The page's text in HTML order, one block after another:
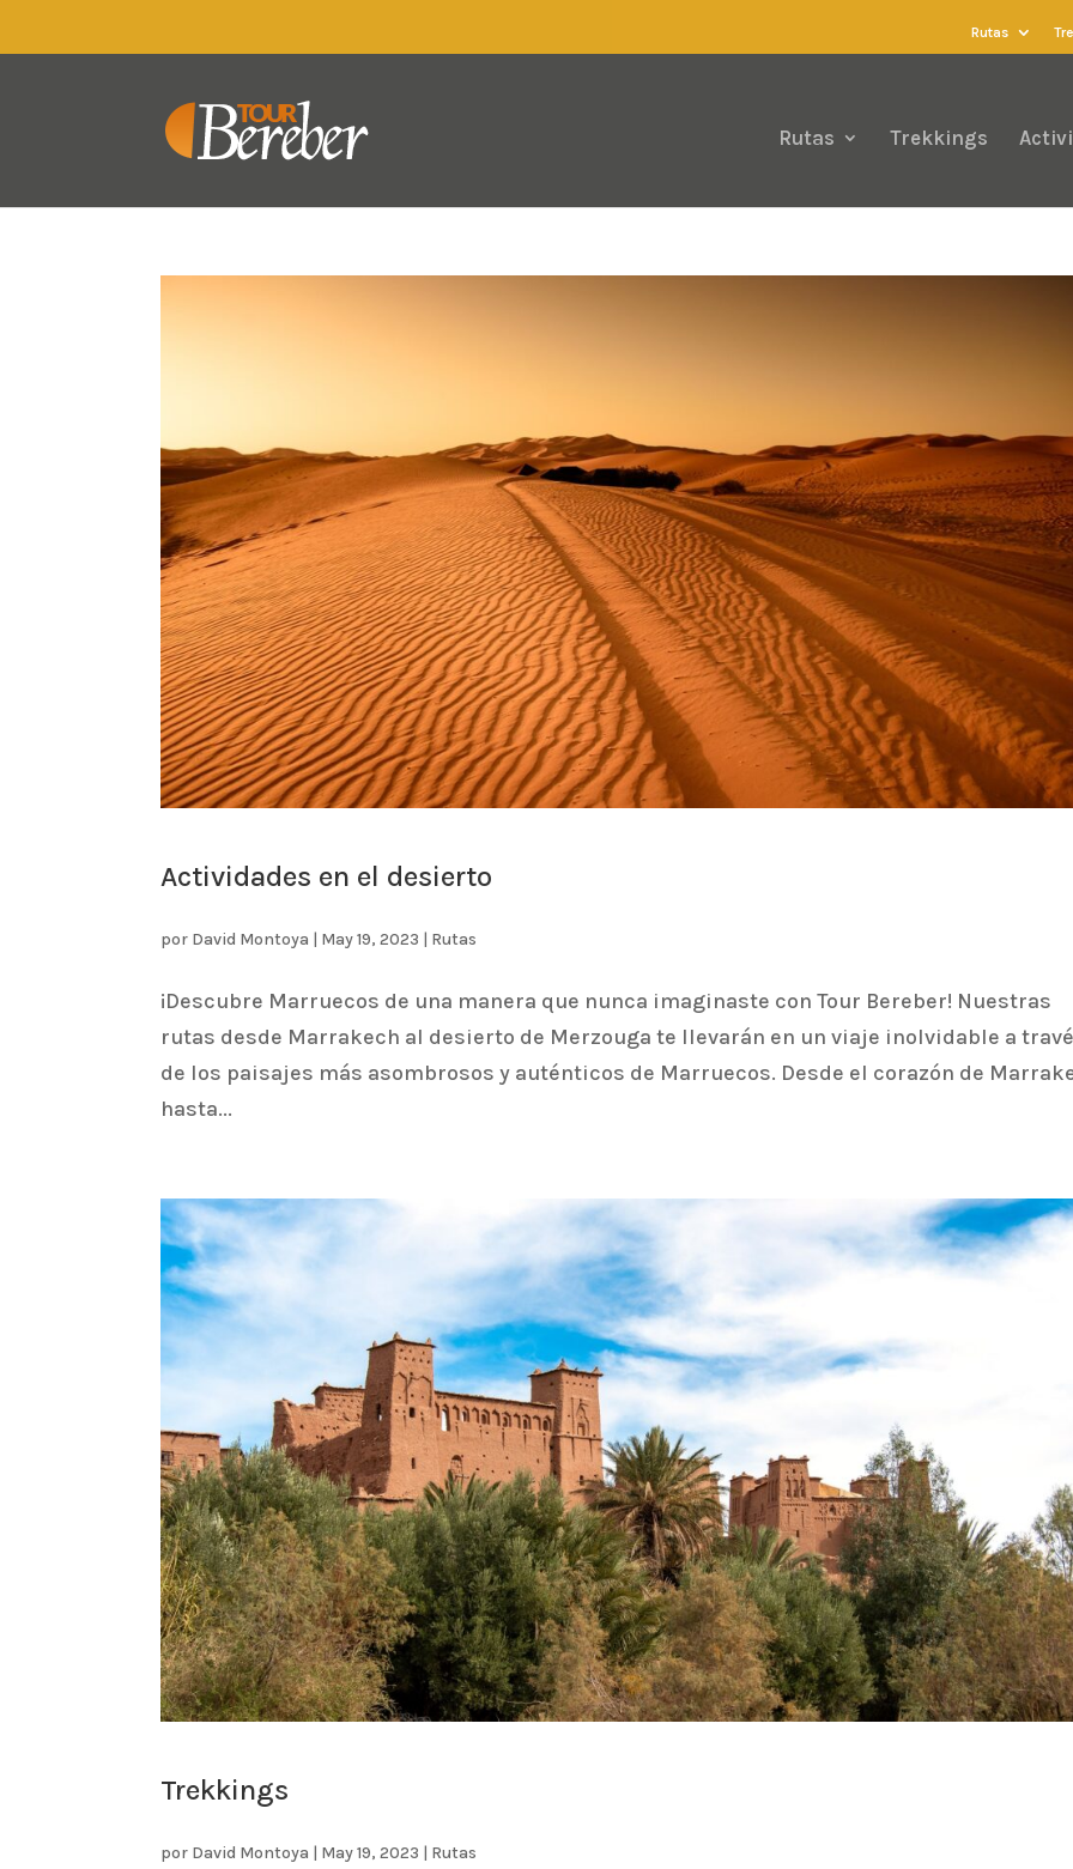
Rutas
Rutas Trekkings
Actividades en el desierto
por David Montoya | May 19, 2023 | Rutas
¡Descubre Marruecos de una manera que nunca imaginaste con Tour Bereber! Nuestras
rutas desde Marrakech al desierto de Merzouga te llevarán en un viaje inolvidable a
de los paisajes más asombrosos y auténticos de Marruecos. Desde el corazón de
hasta...
Trekkings
por David Montoya | May 19, 2023 | Rutas